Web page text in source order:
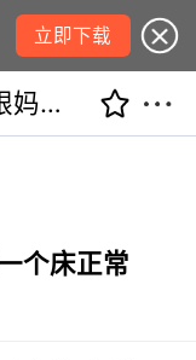
立即下载
二十多岁儿子出门跟妈妈睡一个床正常吗？
个床正常